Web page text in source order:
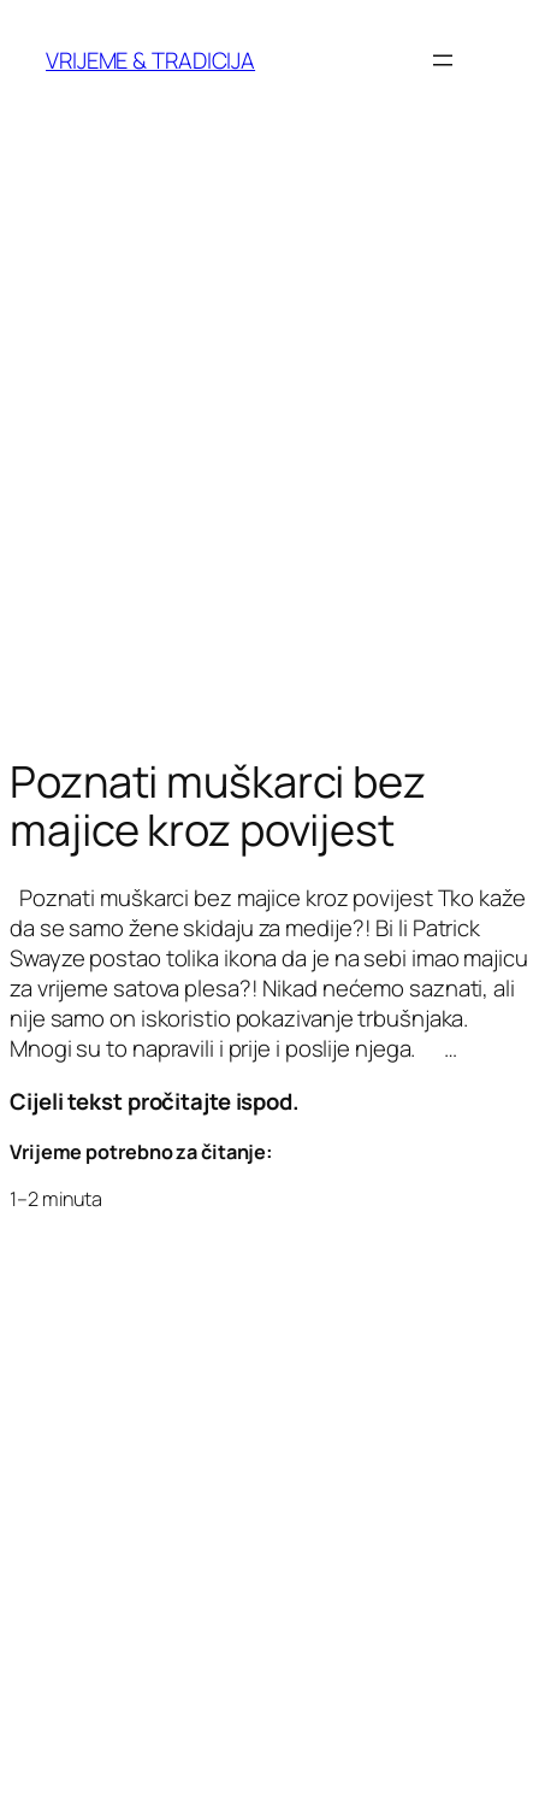
VRIJEME & TRADICIJA
Poznati muškarci bez
majice kroz povijest
Poznati muškarci bez majice kroz povijest Tko kaže
da se samo žene skidaju za medije?! Bi li Patrick
Swayze postao tolika ikona da je na sebi imao majicu
za vrijeme satova plesa?! Nikad nećemo saznati, ali
nije samo on iskoristio pokazivanje trbušnjaka.
Mnogi su to napravili i prije i poslije njega. …
Cijeli tekst pročitajte ispod.
Vrijeme potrebno za čitanje:
1–2 minuta